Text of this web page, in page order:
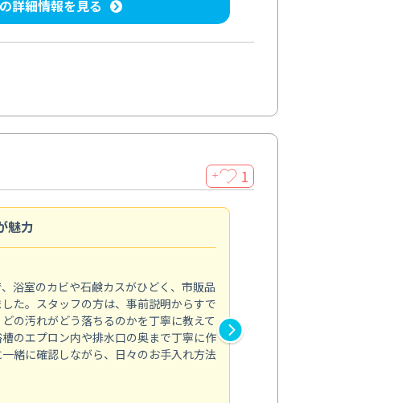
詳細情報を見る
＋ 1
魅力
浴室のカビや石鹸カスがひどく、市販品
た。スタッフの方は、事前説明からすで
の汚れがどう落ちるのかを丁寧に教えて
のエプロン内や排水口の奥まで丁寧に作
緒に確認しながら、日々のお手入れ方法